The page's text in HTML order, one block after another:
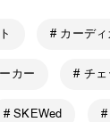
# カーディ
カー # チェ
# SKEWed #